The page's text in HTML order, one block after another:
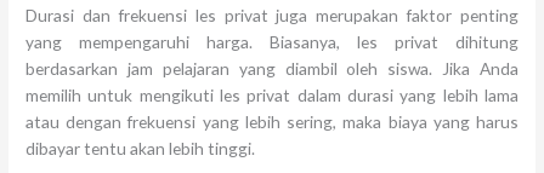
Durasi dan frekuensi les privat juga merupakan faktor penting
yang mempengaruhi harga. Biasanya, les privat dihitung
berdasarkan jam pelajaran yang diambil oleh siswa. Jika Anda
memilih untuk mengikuti les privat dalam durasi yang lebih lama
atau dengan frekuensi yang lebih sering, maka biaya yang harus
dibayar tentu akan lebih tinggi.